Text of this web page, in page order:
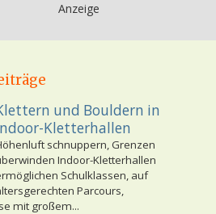
Anzeige
und Bouldern in
Kletterhallen
schnuppern, Grenzen
Indoor-Kletterhallen
Schulklassen, auf
Parcours,
mit großem...